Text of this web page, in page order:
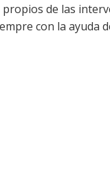
de las
con la ayuda